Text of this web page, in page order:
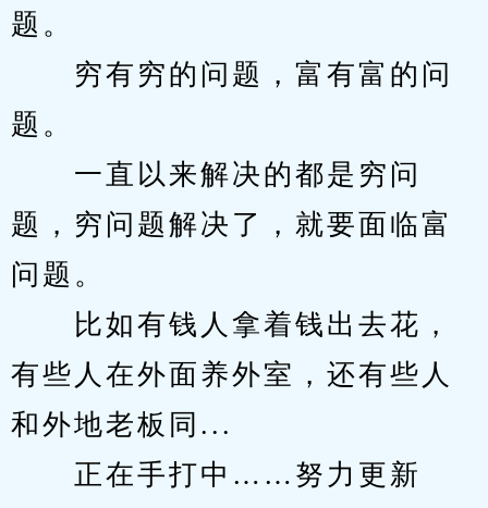
题。
穷有穷的问题，富有富的问
题。
一直以来解决的都是穷问
题，穷问题解决了，就要面临富
问题。
比如有钱人拿着钱出去花，
有些人在外面养外室，还有些人
和外地老板同...
正在手打中……努力更新